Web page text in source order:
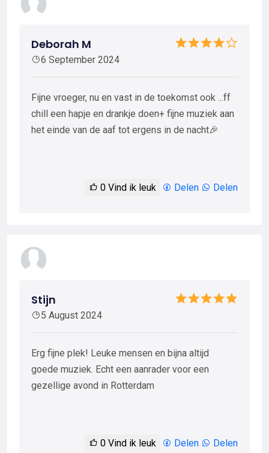
Deborah M
6 September 2024
Fijne vroeger, nu en vast in de toekomst ook ...ff
chill een hapje en drankje doen+ fijne muziek aan
het einde van de aaf tot ergens in de nacht🎉
0 Vind ik leuk Delen Delen
Stijn
5 August 2024
Erg fijne plek! Leuke mensen en bijna altijd
goede muziek. Echt een aanrader voor een
gezellige avond in Rotterdam
0 Vind ik leuk Delen Delen